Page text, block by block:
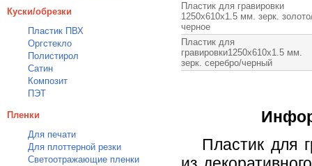
Куски/обрезки
Пластик ПВХ
Оргстекло
Полистирол
Сатин
Композит
ПЭТ
Пленки
Для печати
Для плоттерной резки
Светоотражающие пленки
Пластик для гравировки
1250х610х1.5 мм. зерк.
черное
Пластик для
гравировки1250х610х1.5 мм.
зерк. серебро/черный
Пластик для